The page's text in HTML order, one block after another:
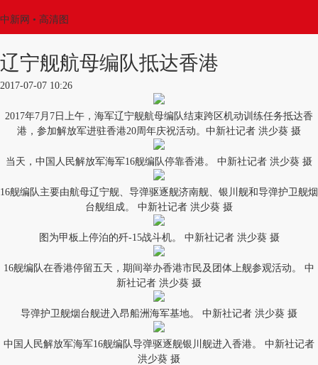
中新网 • 高清图
辽宁舰航母编队抵达香港
2017-07-07 10:26
2017年7月7日上午，海军辽宁舰航母编队结束跨区机动训练任务抵达香
港，参加解放军进驻香港20周年庆祝活动。中新社记者 洪少葵 摄
当天，中国人民解放军海军16舰编队停靠香港。 中新社记者 洪少葵 摄
16舰编队主要由航母辽宁舰、导弹驱逐舰济南舰、银川舰和导弹护卫舰烟
台舰组成。 中新社记者 洪少葵 摄
图为甲板上停泊的歼-15战斗机。 中新社记者 洪少葵 摄
16舰编队在香港停留五天，期间举办香港市民及团体上舰参观活动。 中
新社记者 洪少葵 摄
导弹护卫舰烟台舰进入昂船洲海军基地。 中新社记者 洪少葵 摄
中国人民解放军海军16舰编队导弹驱逐舰银川舰进入香港。 中新社记者
洪少葵 摄